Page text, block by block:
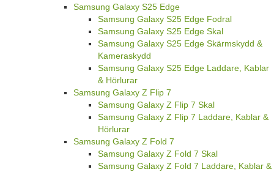
Samsung Galaxy S25 Edge
Samsung Galaxy S25 Edge Fodral
Samsung Galaxy S25 Edge Skal
Samsung Galaxy S25 Edge Skärmskydd &
Kameraskydd
Samsung Galaxy S25 Edge Laddare, Kablar
& Hörlurar
Samsung Galaxy Z Flip 7
Samsung Galaxy Z Flip 7 Skal
Samsung Galaxy Z Flip 7 Laddare, Kablar &
Hörlurar
Samsung Galaxy Z Fold 7
Samsung Galaxy Z Fold 7 Skal
Samsung Galaxy Z Fold 7 Laddare, Kablar &